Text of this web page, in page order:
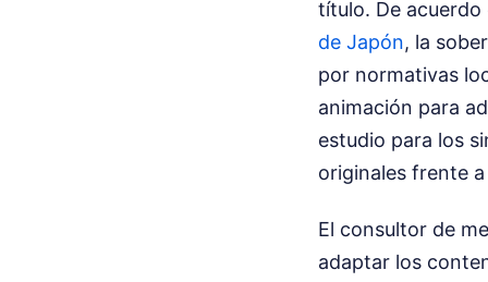
título. De
de Japón, la
por normativas
animación para
estudio para los
originales frente
El consultor de
adaptar los